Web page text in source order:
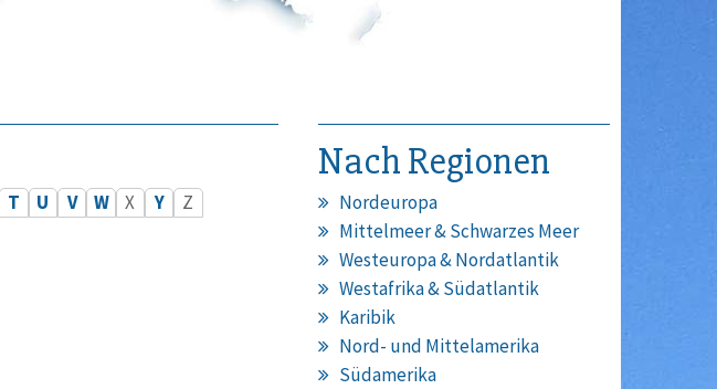
T U V W X Y Z
Nach Regionen
Nordeuropa
Mittelmeer & Schwarzes Meer
Westeuropa & Nordatlantik
Westafrika & Südatlantik
Karibik
Nord- und Mittelamerika
Südamerika